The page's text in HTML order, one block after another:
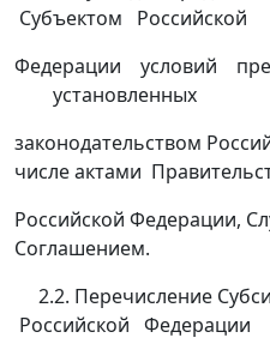
Субъектом Российской
Федерации условий
установленных
законодательством
числе актами
Российской Федерации,
Соглашением.
2.2. Перечисление
Российской Федерации